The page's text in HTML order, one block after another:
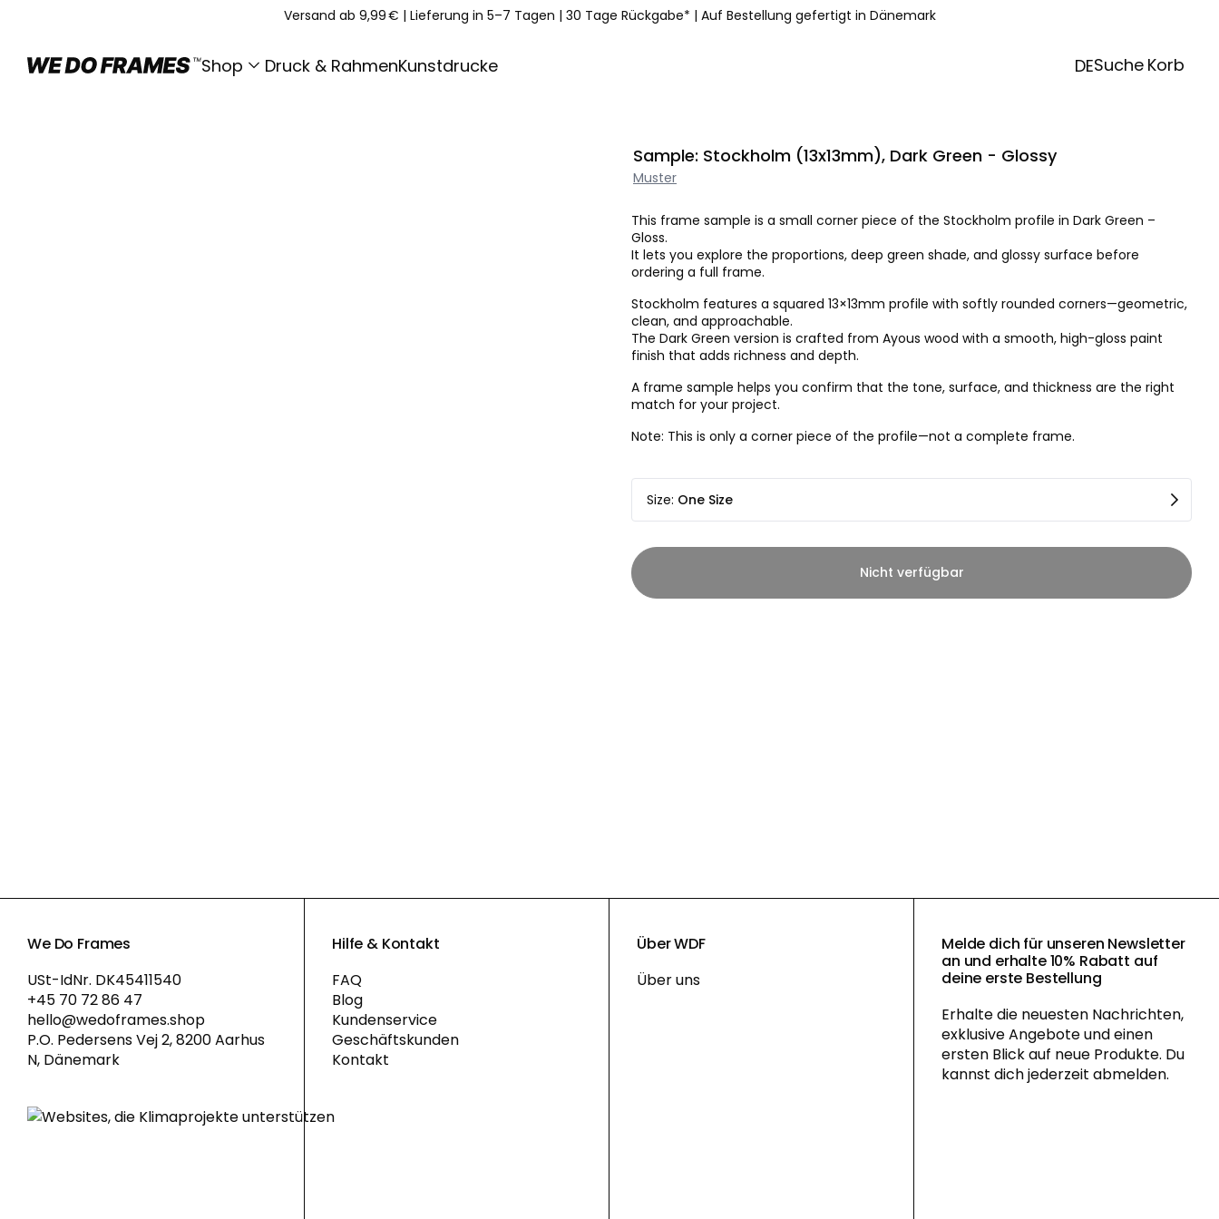
Versand ab 9,99 € | Lieferung in 5–7 Tagen | 30 Tage Rückgabe* | Auf Bestellung gefertigt in Dänemark
Shop Druck & RahmenKunstdrucke DESuche Korb
Sample: Stockholm (13x13mm), Dark Green - Glossy
Muster
This frame sample is a small corner piece of the Stockholm profile in Dark Green –
Gloss.
It lets you explore the proportions, deep green shade, and glossy surface before
ordering a full frame.
Stockholm features a squared 13×13mm profile with softly rounded corners—geometric,
clean, and approachable.
The Dark Green version is crafted from Ayous wood with a smooth, high-gloss paint
finish that adds richness and depth.
A frame sample helps you confirm that the tone, surface, and thickness are the right
match for your project.
Note: This is only a corner piece of the profile—not a complete frame.
Size: One Size
Nicht verfügbar
We Do Frames
USt-IdNr. DK45411540
+45 70 72 86 47
hello@wedoframes.shop
P.O. Pedersens Vej 2, 8200 Aarhus
N, Dänemark
Hilfe & Kontakt
FAQ
Blog
Kundenservice
Geschäftskunden
Kontakt
Über WDF
Über uns
Melde dich für unseren Newsletter
an und erhalte 10% Rabatt auf
deine erste Bestellung
Erhalte die neuesten Nachrichten,
exklusive Angebote und einen
ersten Blick auf neue Produkte. Du
kannst dich jederzeit abmelden.